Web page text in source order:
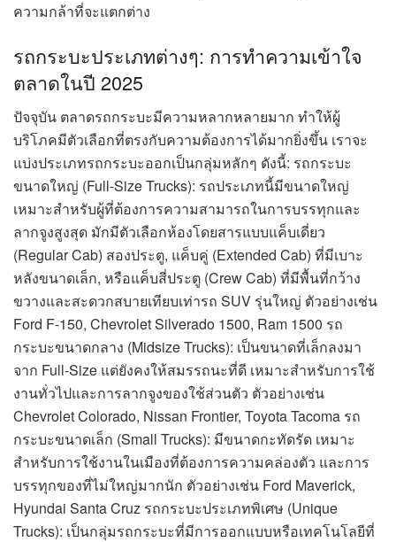
ความกล้าที่จะแตกต่าง
รถกระบะประเภทต่างๆ: การทำความเข้าใจ
ตลาดในปี 2025
ปัจจุบัน ตลาดรถกระบะมีความหลากหลายมาก ทำให้ผู้
บริโภคมีตัวเลือกที่ตรงกับความต้องการได้มากยิ่งขึ้น เราจะ
แบ่งประเภทรถกระบะออกเป็นกลุ่มหลักๆ ดังนี้: รถกระบะ
ขนาดใหญ่ (Full-Size Trucks): รถประเภทนี้มีขนาดใหญ่
เหมาะสำหรับผู้ที่ต้องการความสามารถในการบรรทุกและ
ลากจูงสูงสุด มักมีตัวเลือกห้องโดยสารแบบแค็บเดี่ยว
(Regular Cab) สองประตู, แค็บคู่ (Extended Cab) ที่มีเบาะ
หลังขนาดเล็ก, หรือแค็บสี่ประตู (Crew Cab) ที่มีพื้นที่กว้าง
ขวางและสะดวกสบายเทียบเท่ารถ SUV รุ่นใหญ่ ตัวอย่างเช่น
Ford F-150, Chevrolet Silverado 1500, Ram 1500 รถ
กระบะขนาดกลาง (Midsize Trucks): เป็นขนาดที่เล็กลงมา
จาก Full-Size แต่ยังคงให้สมรรถนะที่ดี เหมาะสำหรับการใช้
งานทั่วไปและการลากจูงของใช้ส่วนตัว ตัวอย่างเช่น
Chevrolet Colorado, Nissan Frontier, Toyota Tacoma รถ
กระบะขนาดเล็ก (Small Trucks): มีขนาดกะทัดรัด เหมาะ
สำหรับการใช้งานในเมืองที่ต้องการความคล่องตัว และการ
บรรทุกของที่ไม่ใหญ่มากนัก ตัวอย่างเช่น Ford Maverick,
Hyundai Santa Cruz รถกระบะประเภทพิเศษ (Unique
Trucks): เป็นกลุ่มรถกระบะที่มีการออกแบบหรือเทคโนโลยีที่